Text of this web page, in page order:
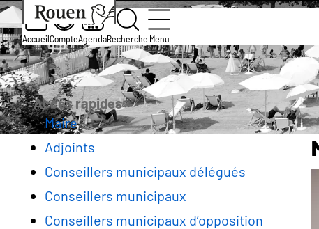
Aller
au
contenu
principal
Aller
à
la
page
d’accueil
Slide
1
of
1
AccueilCompteAgendaRecherche Menu
Fil
d'Ariane
Accueil Institution et territoire
La composition du Conseil
Accès rapides
Maire
Adjoints
Conseillers municipaux délégués
Conseillers municipaux
Conseillers municipaux d’opposition